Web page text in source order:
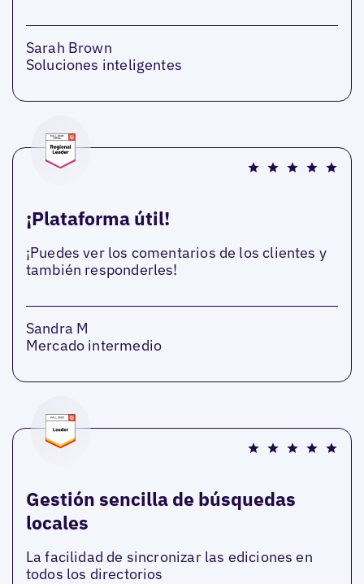
Sarah Brown
Soluciones inteligentes
¡Plataforma útil!
¡Puedes ver los comentarios de los clientes y
también responderles!
Sandra M
Mercado intermedio
Gestión sencilla de búsquedas
locales
La facilidad de sincronizar las ediciones en
todos los directorios